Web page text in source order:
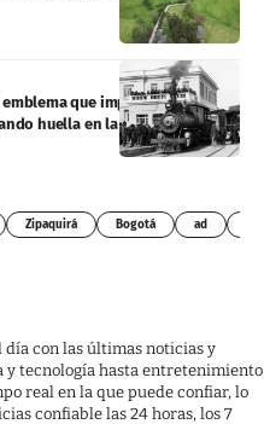
que impulsó el
huella en la literatura y la
Zipaquirá Bogotá ad
día con las últimas noticias y
y tecnología hasta entretenimiento
real en la que puede confiar, lo
confiable las 24 horas, los 7